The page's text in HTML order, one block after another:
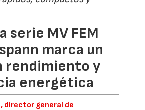
serie MV FEM
marca un
rendimiento y
energética
director general de